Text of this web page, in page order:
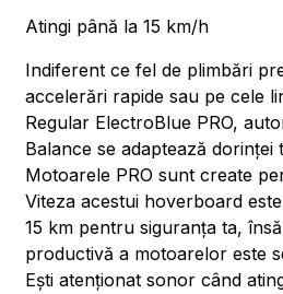
Atingi până la 15 km/h
Indiferent ce fel de plimbări
accelerări rapide sau pe cele
Regular ElectroBlue PRO,
Balance se adaptează dorinței
Motoarele PRO sunt create
Viteza acestui hoverboard
15 km pentru siguranța ta,
productivă a motoarelor este
Ești atenționat sonor când